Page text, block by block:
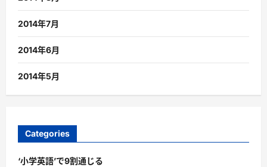
2014年7月
2014年6月
2014年5月
Categories
‘小学英語’で9割通じる